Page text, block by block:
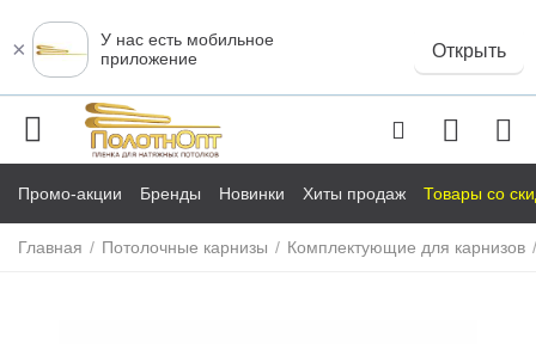
×
У нас есть мобильное
приложение
Открыть
Промо-акции Бренды Новинки Хиты продаж Товары со
Главная / Потолочные карнизы / Комплектующие для карнизов /